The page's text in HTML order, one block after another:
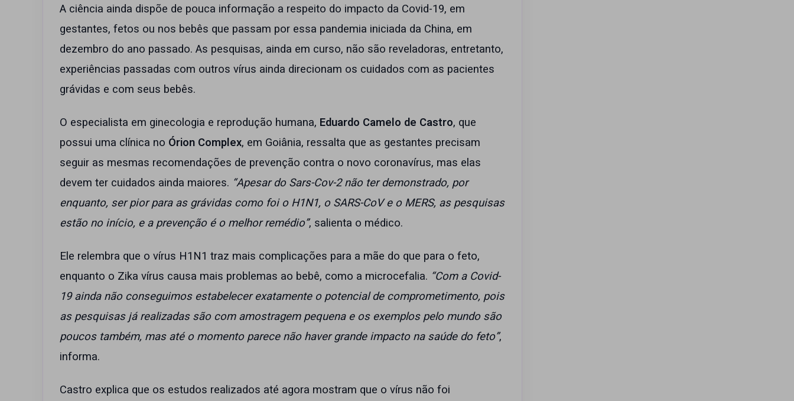
A ciência ainda dispõe de pouca informação a respeito do impacto da Covid-19, em
gestantes, fetos ou nos bebês que passam por essa pandemia iniciada da China, em
dezembro do ano passado. As pesquisas, ainda em curso, não são reveladoras, entretanto,
experiências passadas com outros vírus ainda direcionam os cuidados com as pacientes
grávidas e com seus bebês.
O especialista em ginecologia e reprodução humana, Eduardo Camelo de Castro, que
possui uma clínica no Órion Complex, em Goiânia, ressalta que as gestantes precisam
seguir as mesmas recomendações de prevenção contra o novo coronavírus, mas elas
devem ter cuidados ainda maiores. “Apesar do Sars-Cov-2 não ter demonstrado, por
enquanto, ser pior para as grávidas como foi o H1N1, o SARS-CoV e o MERS, as pesquisas
estão no início, e a prevenção é o melhor remédio”, salienta o médico.
Ele relembra que o vírus H1N1 traz mais complicações para a mãe do que para o feto,
enquanto o Zika vírus causa mais problemas ao bebê, como a microcefalia. “Com a Covid-
19 ainda não conseguimos estabelecer exatamente o potencial de comprometimento, pois
as pesquisas já realizadas são com amostragem pequena e os exemplos pelo mundo são
poucos também, mas até o momento parece não haver grande impacto na saúde do feto”,
informa.
Castro explica que os estudos realizados até agora mostram que o vírus não foi